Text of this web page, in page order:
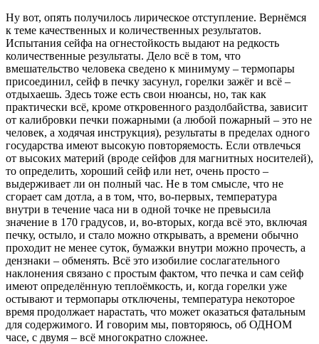
Ну вот, опять получилось лирическое отступление. Вернёмся
к теме качественных и количественных результатов.
Испытания сейфа на огнестойкость выдают на редкость
количественные результаты. Дело всё в том, что
вмешательство человека сведено к минимуму – термопары
присоединил, сейф в печку засунул, горелки зажёг и всё –
отдыхаешь. Здесь тоже есть свои нюансы, но, так как
практически всё, кроме откровенного раздолбайства, зависит
от калибровки печки пожарными (а любой пожарный – это не
человек, а ходячая инструкция), результаты в пределах одного
государства имеют высокую повторяемость. Если отвлечься
от высоких материй (вроде сейфов для магнитных носителей),
то определить, хороший сейф или нет, очень просто –
выдерживает ли он полный час. Не в том смысле, что не
сгорает сам дотла, а в том, что, во-первых, температура
внутри в течение часа ни в одной точке не превысила
значение в 170 градусов, и, во-вторых, когда всё это, включая
печку, остыло, и стало можно открывать, а времени обычно
проходит не менее суток, бумажки внутри можно прочесть, а
дензнаки – обменять. Всё это изобилие сослагательного
наклонения связано с простым фактом, что печка и сам сейф
имеют определённую теплоёмкость, и, когда горелки уже
остывают и термопары отключены, температура некоторое
время продолжает нарастать, что может оказаться фатальным
для содержимого. И говорим мы, повторяюсь, об ОДНОМ
часе, с двумя – всё многократно сложнее.